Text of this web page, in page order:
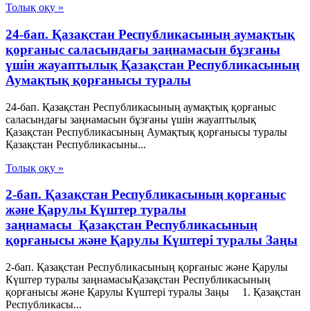
Толық оқу »
24-бап. Қазақстан Республикасының аумақтық
қорғаныс саласындағы заңнамасын бұзғаны
үшін жауаптылық Қазақстан Республикасының
Аумақтық қорғанысы туралы
24-бап. Қазақстан Республикасының аумақтық қорғаныс
саласындағы заңнамасын бұзғаны үшін жауаптылық
Қазақстан Республикасының Аумақтық қорғанысы туралы
Қазақстан Республикасыны...
Толық оқу »
2-бап. Қазақстан Республикасының қорғаныс
және Қарулы Күштер туралы
заңнамасы Қазақстан Республикасының
қорғанысы және Қарулы Күштері туралы Заңы
2-бап. Қазақстан Республикасының қорғаныс және Қарулы
Күштер туралы заңнамасыҚазақстан Республикасының
қорғанысы және Қарулы Күштері туралы Заңы 1. Қазақстан
Республикасы...